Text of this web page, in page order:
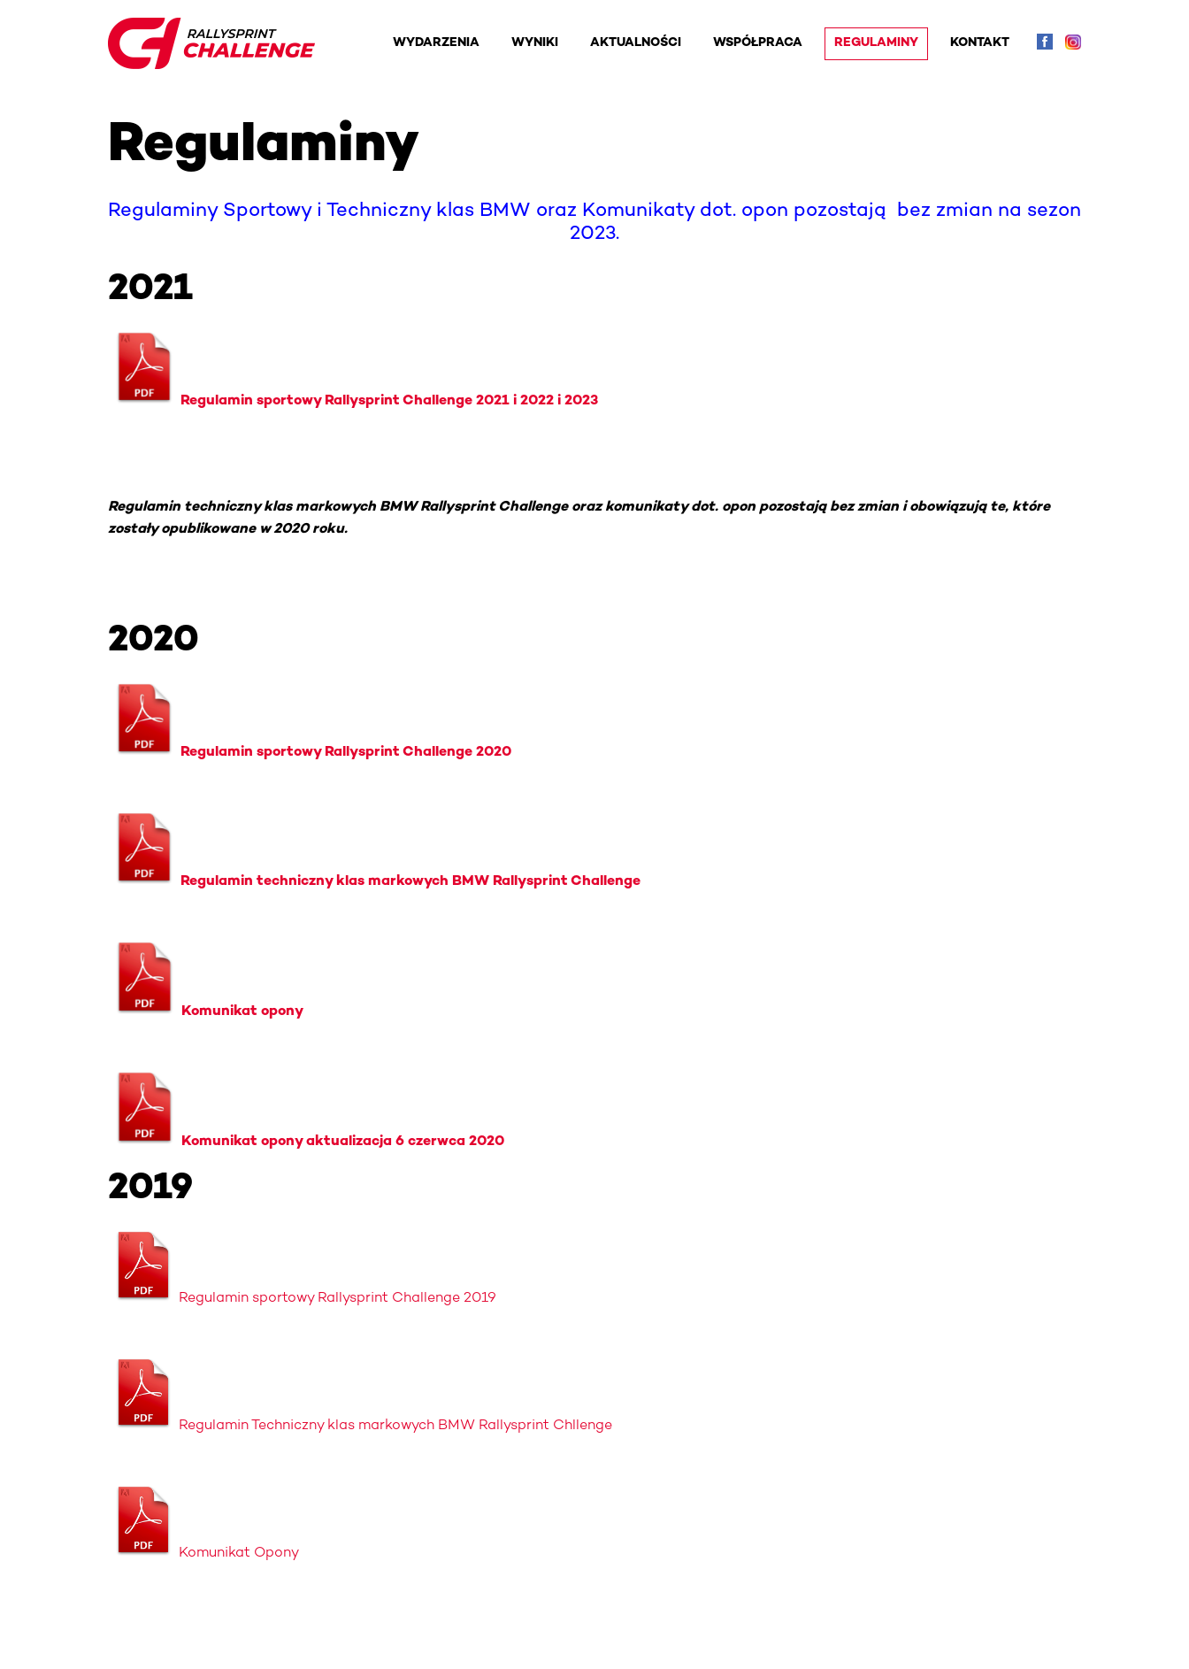
WYDARZENIA WYNIKI AKTUALNOŚCI WSPÓŁPRACA REGULAMINY KONTAKT
Regulaminy
Regulaminy Sportowy i Techniczny klas BMW oraz Komunikaty dot. opon pozostają bez zmian na sezon
2023.
2021
Regulamin sportowy Rallysprint Challenge 2021 i 2022 i 2023
Regulamin techniczny klas markowych BMW Rallysprint Challenge oraz komunikaty dot. opon pozostają bez zmian i obowiązują te, które
zostały opublikowane w 2020 roku.
2020
Regulamin sportowy Rallysprint Challenge 2020
Regulamin techniczny klas markowych BMW Rallysprint Challenge
Komunikat opony
Komunikat opony aktualizacja 6 czerwca 2020
2019
Regulamin sportowy Rallysprint Challenge 2019
Regulamin Techniczny klas markowych BMW Rallysprint Chllenge
Komunikat Opony